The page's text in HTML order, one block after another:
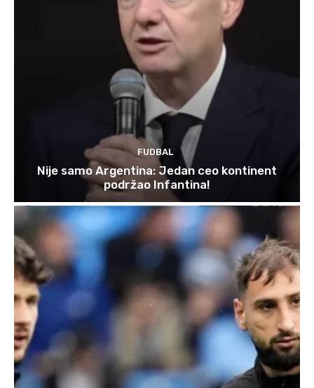
FUDBAL
Nije samo Argentina: Jedan ceo kontinent
podržao Infantina!